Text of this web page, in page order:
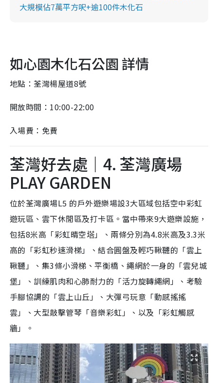
大規模佔7萬平方呎+逾100件木化石
如心園木化石公園 詳情
地點：荃灣楊屋道8號
開放時間：10:00-22:00
入場費：免費
荃灣好去處｜4. 荃灣廣場
PLAY GARDEN
位於荃灣廣場L5 的戶外遊樂場設3大區域包括空中彩虹
遊玩區、雲下休閒區及打卡區。當中帶來9大遊樂設施，
包括8米高「彩虹晴空塔」、兩條分別為4.8米高及3.3米
高的「彩虹秒速滑梯」、結合圓盤及輕巧鞦韆的「雲上
鞦韆」、集3條小滑梯、平衡橋、繩網於一身的「雲兒城
堡」、訓練肌肉和心肺耐力的「活力旋轉繩網」、考驗
手腳協調的「雲上山丘」、大彈弓玩意「動感搖搖
雲」、大型敲擊管琴「音樂彩虹」、以及「彩虹觸感
牆」。